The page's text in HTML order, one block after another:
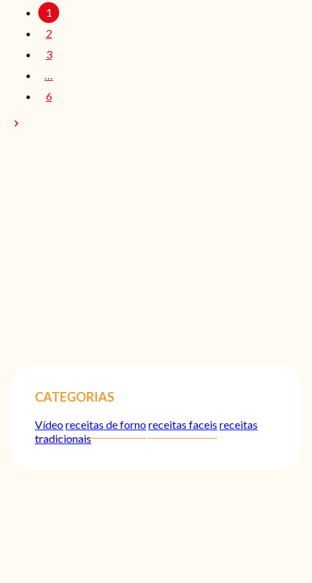
1
2
3
6
CATEGORIAS
Vídeoreceitas de fornoreceitas faceis receitas
tradicionais